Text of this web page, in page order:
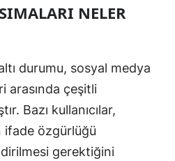
Niğde
Rize
NELER
durumu, sosyal medya
arasında çeşitli
Bazı kullanıcılar,
ifade özgürlüğü
gerektiğini